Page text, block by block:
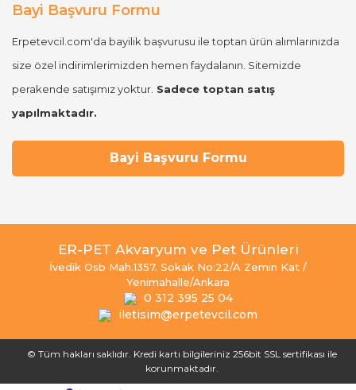
Bayi Başvuru Formu
Erpetevcil.com'da bayilik başvurusu ile toptan ürün alımlarınızda
size özel indirimlerimizden hemen faydalanın. Sitemizde
perakende satışımız yoktur. Sadece toptan satış
yapılmaktadır.
Bayi Başvuru Formu
ER-PET Akvaryum ve Pet Ürünleri
İvedik Osb Mah.1357. Sokak No:22/A Zemin Kat /
Yenimahalle/Ankara
0 312 395 25 04
iletisim@erpetevcil.com
© Tüm hakları saklıdır. Kredi kartı bilgileriniz 256bit SSL sertifikası ile
korunmaktadır.